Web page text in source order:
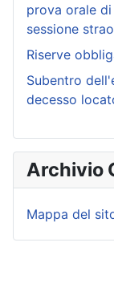
prova orale
sessione
Riserve
Subentro
decesso
Archivio
Mappa del